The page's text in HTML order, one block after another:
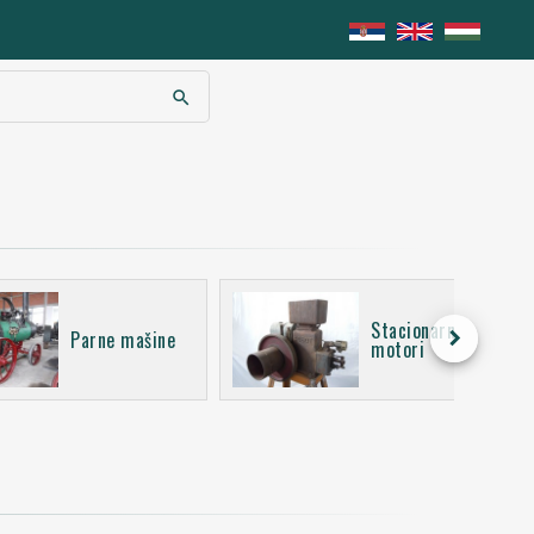
search
Parne mašine Stacionarni
motori keyboard_arrow_right